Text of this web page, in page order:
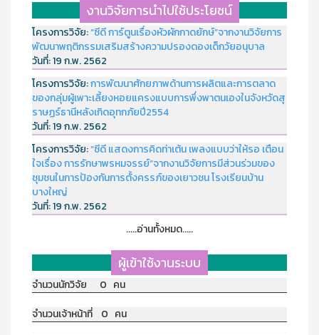
งานวิจัยการนำไปใช้ประโยชน์
โครงการวิจัย:“ซีดี การ์ตูนเรื่องหัวผักกาดยักษ์”จากงานวิจัยการ
พัฒนาพฤติกรรมเสริมสร้างความปรองดองเด็กวัยอนุบาล
วันที่:19 ก.พ. 2562
โครงการวิจัย:การพัฒนาศักยภาพด้านการผลิตและการตลาด
ของกลุ่มผู้เพาะเลี้ยงหอยแครงแบบการพึ่งพาตนเองในจังหวัดสุ
ราษฏร์ธานีหลังเกิดอุทกภัยปี2554
วันที่:19 ก.พ. 2562
โครงการวิจัย:“ซีดี แสดงการคิดท่าเต้น เพลงแบบว่าให้รอ เตือน
ใจเรื่อง การรักษาพรหมจรรย์”จากงานวิจัยการมีส่วนร่วมของ
ชุมชนในการป้องกันการตั้งครรภ์ของเยาวชน โรงเรียนบ้าน
บางใหญ่
วันที่:19 ก.พ. 2562
.....อ่านทั้งหมด.....
ผู้เข้าใช้งานระบบ
จำนวนนักวิจัย 0 คน
จำนวนเจ้าหน้าที่ 0 คน